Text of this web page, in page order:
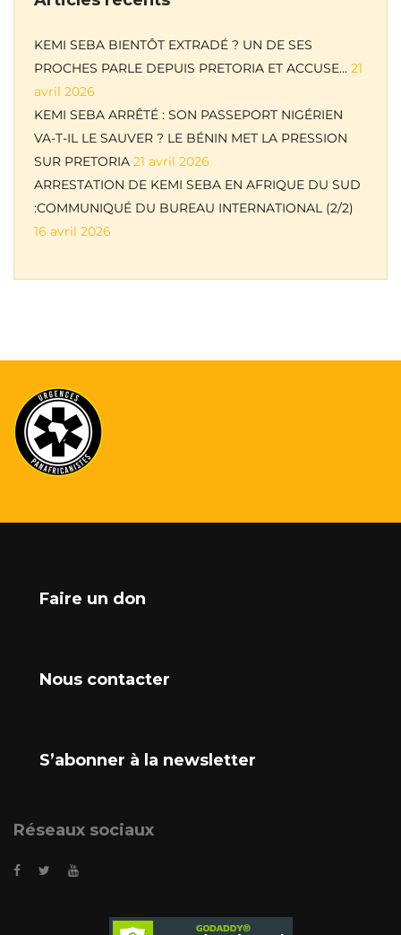
KEMI SEBA BIENTÔT EXTRADÉ ? UN DE SES
PROCHES PARLE DEPUIS PRETORIA ET ACCUSE… 21
avril 2026
KEMI SEBA ARRÊTÉ : SON PASSEPORT NIGÉRIEN
VA-T-IL LE SAUVER ? LE BÉNIN MET LA PRESSION
SUR PRETORIA 21 avril 2026
ARRESTATION DE KEMI SEBA EN AFRIQUE DU SUD
:COMMUNIQUÉ DU BUREAU INTERNATIONAL (2/2)
16 avril 2026
Faire un don
Nous contacter
S’abonner à la newsletter
Réseaux sociaux